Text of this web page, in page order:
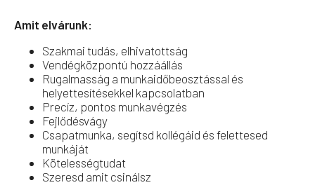
Amit elvárunk:
Szakmai tudás, elhivatottság
Vendégközpontú hozzáállás
Rugalmasság a munkaidőbeosztással és
helyettesítésekkel kapcsolatban
Precíz, pontos munkavégzés
Fejlődésvágy
Csapatmunka, segítsd kollégáid és felettesed
munkáját
Kötelességtudat
Szeresd amit csinálsz